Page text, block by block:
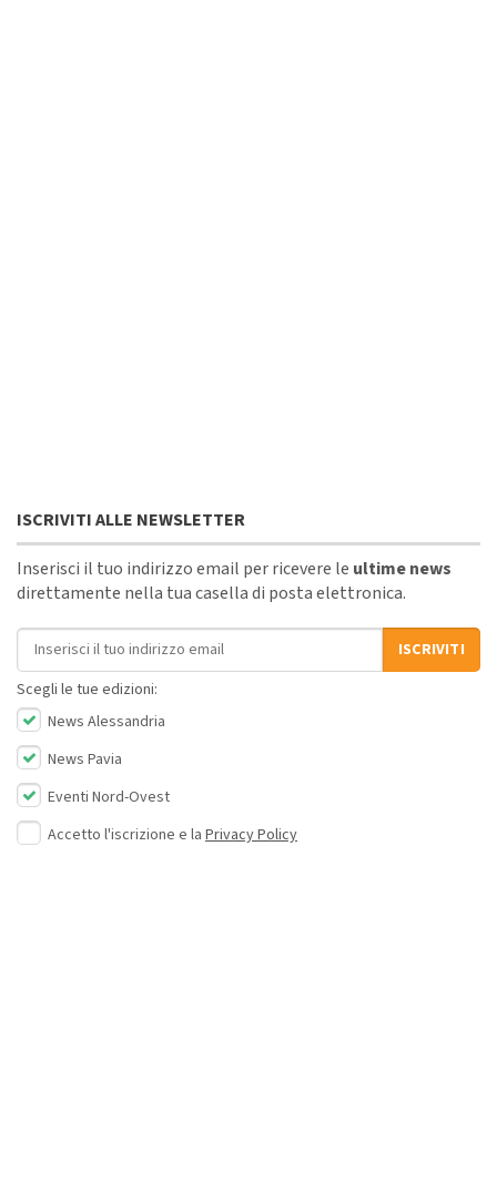
ISCRIVITI ALLE NEWSLETTER
Inserisci il tuo indirizzo email per ricevere le ultime news
direttamente nella tua casella di posta elettronica.
Indirizzo email
ISCRIVITI
Scegli le tue edizioni:
News Alessandria
News Pavia
Eventi Nord-Ovest
Accetto l'iscrizione e la Privacy Policy